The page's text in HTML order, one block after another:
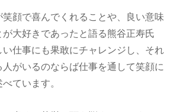
顔で喜んでくれることや、良い意味
大好きであったと語る熊谷正寿氏
仕事にも果敢にチャレンジし、それ
がいるのならば仕事を通して笑顔に
ています。